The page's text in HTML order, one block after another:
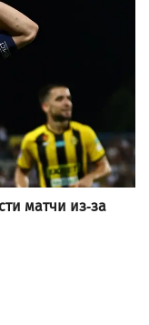
матчи из-за